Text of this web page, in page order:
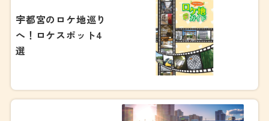
宇都宮のロケ地巡り
へ！ロケスポット4
選